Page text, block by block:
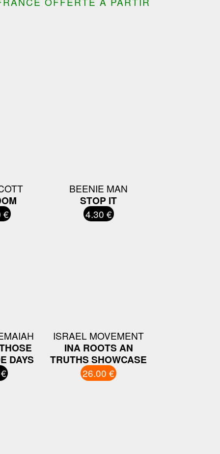
€
BEENIE MAN
STOP IT
4.30 €
DAYS
ISRAEL MOVEMENT
INA ROOTS AN
TRUTHS SHOWCASE
26.00 €